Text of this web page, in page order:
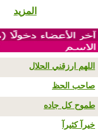
المزيد
اللهم ارزقني الحلال
صاحب الحظ
طموح كل جاده
خيرآ كثيرآ